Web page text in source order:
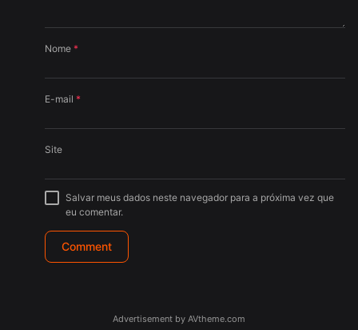
Nome *
E-mail *
Site
Salvar meus dados neste navegador para a próxima vez que
eu comentar.
Advertisement by AVtheme.com